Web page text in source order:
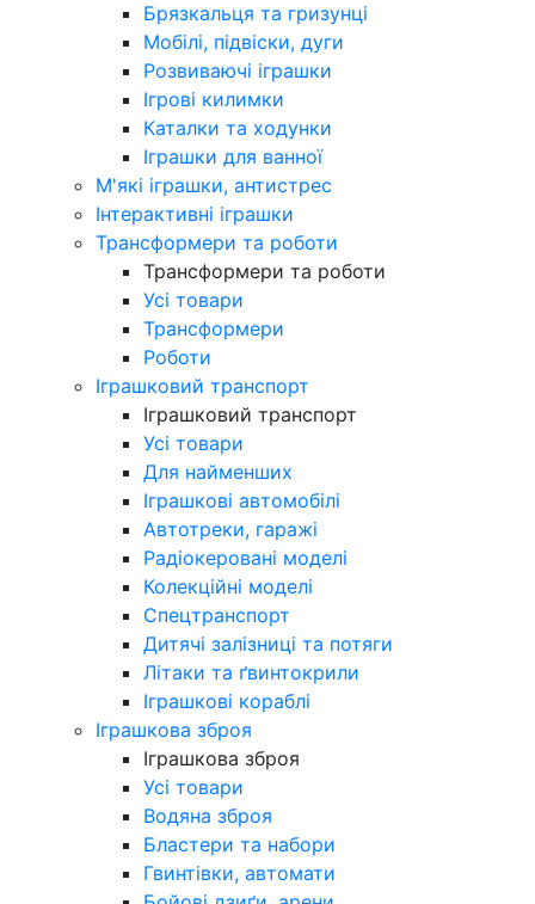
Брязкальця та гризунці
Мобілі, підвіски, дуги
Розвиваючі іграшки
Ігрові килимки
Каталки та ходунки
Іграшки для ванної
М'які іграшки, антистрес
Інтерактивні іграшки
Трансформери та роботи
Трансформери та роботи
Усі товари
Трансформери
Роботи
Іграшковий транспорт
Іграшковий транспорт
Усі товари
Для найменших
Іграшкові автомобілі
Автотреки, гаражі
Радіокеровані моделі
Колекційні моделі
Спецтранспорт
Дитячі залізниці та потяги
Літаки та ґвинтокрили
Іграшкові кораблі
Іграшкова зброя
Іграшкова зброя
Усі товари
Водяна зброя
Бластери та набори
Гвинтівки, автомати